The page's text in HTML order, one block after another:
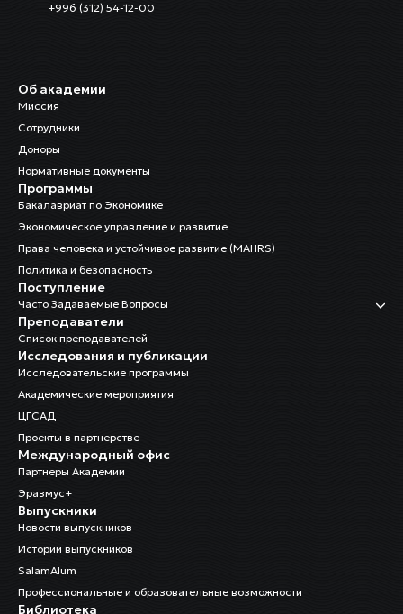
+996 (312) 54-12-00
Об академии
Миссия
Сотрудники
Доноры
Нормативные документы
Программы
Бакалавриат по Экономике
Экономическое управление и развитие
Права человека и устойчивое развитие (MAHRS)
Политика и безопасность
Поступление
Часто Задаваемые Вопросы
Преподаватели
Список преподавателей
Исследования и публикации
Исследовательские программы
Академические мероприятия
ЦГСАД
Проекты в партнерстве
Международный офис
Партнеры Академии
Эразмус+
Выпускники
Новости выпускников
Истории выпускников
SalamAlum
Профессиональные и образовательные возможности
Библиотека